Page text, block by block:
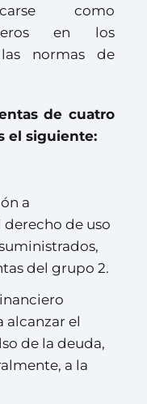
como
en los
normas de
de cuatro
el siguiente:
a
de uso
del grupo 2.
alcanzar el
de la deuda,
a la